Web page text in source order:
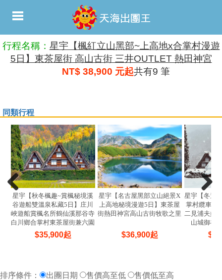
行程名稱： 星宇【楓紅立山黑部~上高地x合掌村漫遊
5日】東茶屋街 高山古街 三井OUTLET 熱田神宮
NT$ 38,900 元起共有9 筆
同類行程
星宇【秋冬楓趣~賞楓秘境溪
谷遊船雙溫泉私藏5日】庄川
峽遊船賞楓名所鶴仙溪那谷寺
白川鄉合掌村東茶屋街兼六園
哆啦A夢電車
$35,900起
星宇【名古屋黑部立山絕景X
上高地秘境漫遊5日】東茶屋
街熱田神宮高山古街牧歌之里
$36,900起
星宇【冬遊
掌村纜車名
二見浦夫婦
山城御在
$
排序條件： 出團日期 售價高至低
售價低至高